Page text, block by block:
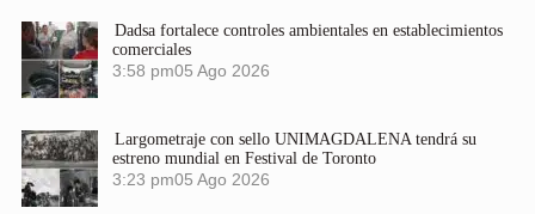
Dadsa fortalece controles ambientales en establecimientos
comerciales
3:58 pm05 Ago 2026
Largometraje con sello UNIMAGDALENA tendrá su
estreno mundial en Festival de Toronto
3:23 pm05 Ago 2026